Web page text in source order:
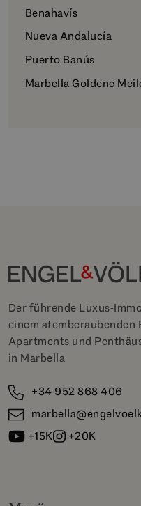
Benahavís
Nueva Andalucía
Puerto Banús
Marbella Goldene
Der führende Luxus-
einem
Apartments und
in Marbella
+34 952 868 406
+15K
+20K